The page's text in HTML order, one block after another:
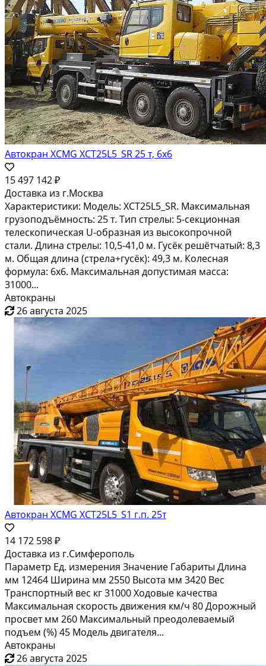
Автокран XCMG XCT25L5_SR 25 т, 6x6
15 497 142 ₽
Доставка из г.Москва
Характеристики: Модель: XCT25L5_SR. Максимальная
грузоподъёмность: 25 т. Тип стрелы: 5-секционная
телескопическая U-образная из высокопрочной
стали. Длина стрелы: 10,5-41,0 м. Гусёк решётчатый: 8,3
м. Общая длина (стрела+гусёк): 49,3 м. Колесная
формула: 6х6. Максимальная допустимая масса:
31000...
Автокраны
26 августа 2025
Автокран XCMG XCT25L5_S1 г.п. 25т
14 172 598 ₽
Доставка из г.Симферополь
Параметр Ед. измерения Значение Габариты Длина
мм 12464 Ширина мм 2550 Высота мм 3420 Вес
Транспортный вес кг 31000 Ходовые качества
Максимальная скорость движения км/ч 80 Дорожный
просвет мм 260 Максимальный преодолеваемый
подъем (%) 45 Модель двигателя...
Автокраны
26 августа 2025